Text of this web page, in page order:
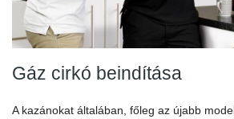
Gáz cirkó beindítása
A kazánokat általában, főleg az újabb